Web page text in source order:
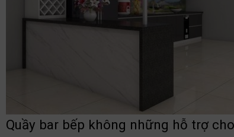
Quầy bar bếp không những hỗ trợ